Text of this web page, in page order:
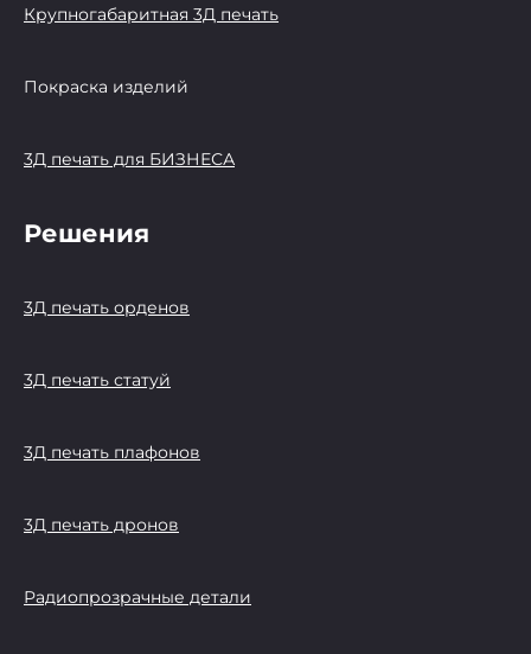
Крупногабаритная 3Д печать
Покраска изделий
3Д печать для БИЗНЕСА
Решения
3Д печать орденов
3Д печать статуй
3Д печать плафонов
3Д печать дронов
Радиопрозрачные детали